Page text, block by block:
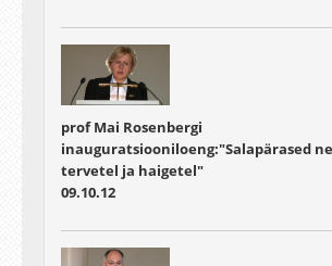
prof Mai Rosenbergi
inauguratsiooniloeng:"Salapärased
tervetel ja haigetel"
09.10.12